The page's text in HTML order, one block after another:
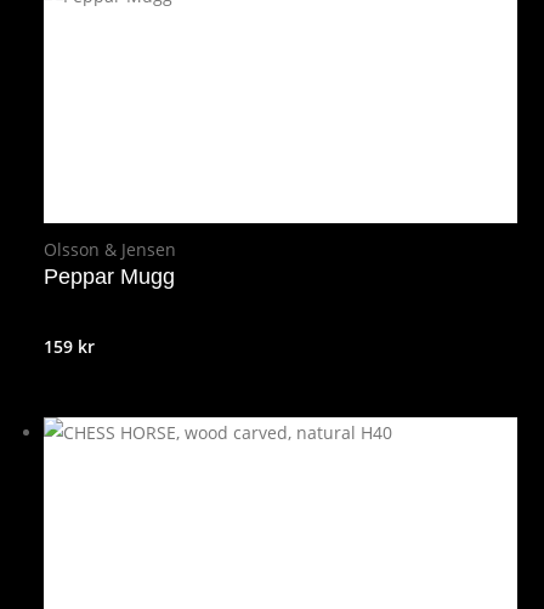
Olsson & Jensen
Peppar Mugg
159 kr